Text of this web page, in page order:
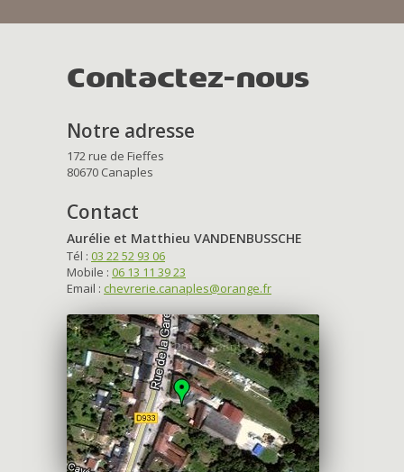
Contactez-nous
Notre adresse
172 rue de Fieffes
80670 Canaples
Contact
Aurélie et Matthieu VANDENBUSSCHE
Tél : 03 22 52 93 06
Mobile : 06 13 11 39 23
Email : chevrerie.canaples@orange.fr